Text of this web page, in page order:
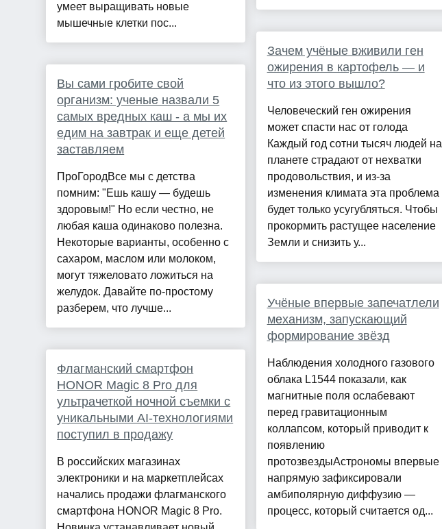
умеет выращивать новые
мышечные клетки пос...
Вы сами гробите свой
организм: ученые назвали 5
самых вредных каш - а мы их
едим на завтрак и еще детей
заставляем
ПроГородВсе мы с детства
помним: "Ешь кашу — будешь
здоровым!" Но если честно, не
любая каша одинаково полезна.
Некоторые варианты, особенно с
сахаром, маслом или молоком,
могут тяжеловато ложиться на
желудок. Давайте по-простому
разберем, что лучше...
Флагманский смартфон
HONOR Magic 8 Pro для
ультрачеткой ночной съемки с
уникальными AI-технологиями
поступил в продажу
В российских магазинах
электроники и на маркетплейсах
начались продажи флагманского
смартфона HONOR Magic 8 Pro.
Зачем учёные вживили ген
ожирения в картофель — и
что из этого вышло?
Человеческий ген ожирения
может спасти нас от голода
Каждый год сотни тысяч людей на
планете страдают от нехватки
продовольствия, и из-за
изменения климата эта проблема
будет только усугубляться. Чтобы
прокормить растущее население
Земли и снизить у...
Учёные впервые запечатлели
механизм, запускающий
формирование звёзд
Наблюдения холодного газового
облака L1544 показали, как
магнитные поля ослабевают
перед гравитационным
коллапсом, который приводит к
появлению
протозвездыАстрономы впервые
напрямую зафиксировали
амбиполярную диффузию —
процесс, который считается од...